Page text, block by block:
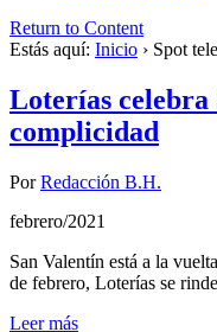
Return to Content
Estás aquí: Inicio › Spot
Loterías celebra
complicidad
PorRedacción B.H.
febrero/2021
San Valentín está a la
de febrero, Loterías se
Leer más